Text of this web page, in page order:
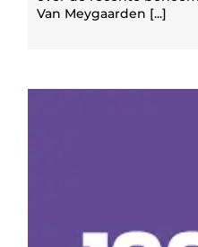
Van Meygaarden [...]